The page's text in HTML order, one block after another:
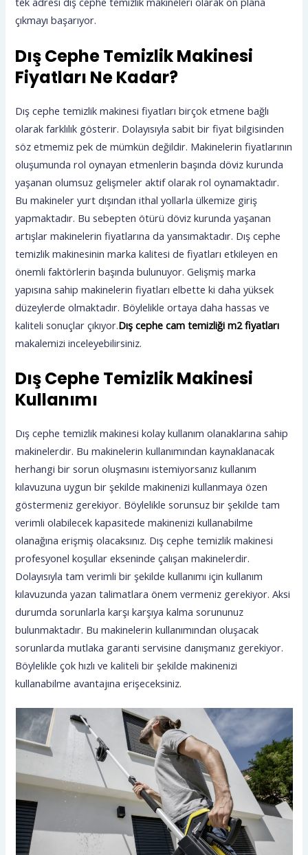
çıkmayı başarıyor.
Dış Cephe Temizlik Makinesi
Fiyatları Ne Kadar?
Dış cephe temizlik makinesi fiyatları birçok etmene bağlı
olarak farklılık gösterir. Dolayısıyla sabit bir fiyat bilgisinden
söz etmemiz pek de mümkün değildir. Makinelerin fiyatlarının
oluşumunda rol oynayan etmenlerin başında döviz kurunda
yaşanan olumsuz gelişmeler aktif olarak rol oynamaktadır.
Bu makineler yurt dışından ithal yollarla ülkemize giriş
yapmaktadır. Bu sebepten ötürü döviz kurunda yaşanan
artışlar makinelerin fiyatlarına da yansımaktadır. Dış cephe
temizlik makinesinin marka kalitesi de fiyatları etkileyen en
önemli faktörlerin başında bulunuyor. Gelişmiş marka
yapısına sahip makinelerin fiyatları elbette ki daha yüksek
düzeylerde olmaktadır. Böylelikle ortaya daha hassas ve
kaliteli sonuçlar çıkıyor.Dış cephe cam temizliği m2 fiyatları
makalemizi inceleyebilirsiniz.
Dış Cephe Temizlik Makinesi
Kullanımı
Dış cephe temizlik makinesi kolay kullanım olanaklarına sahip
makinelerdir. Bu makinelerin kullanımından kaynaklanacak
herhangi bir sorun oluşmasını istemiyorsanız kullanım
kılavuzuna uygun bir şekilde makinenizi kullanmaya özen
göstermeniz gerekiyor. Böylelikle sorunsuz bir şekilde tam
verimli olabilecek kapasitede makinenizi kullanabilme
olanağına erişmiş olacaksınız. Dış cephe temizlik makinesi
profesyonel koşullar ekseninde çalışan makinelerdir.
Dolayısıyla tam verimli bir şekilde kullanımı için kullanım
kılavuzunda yazan talimatlara önem vermeniz gerekiyor. Aksi
durumda sorunlarla karşı karşıya kalma sorununuz
bulunmaktadır. Bu makinelerin kullanımından oluşacak
sorunlarda mutlaka garanti servisine danışmanız gerekiyor.
Böylelikle çok hızlı ve kaliteli bir şekilde makinenizi
kullanabilme avantajına erişeceksiniz.